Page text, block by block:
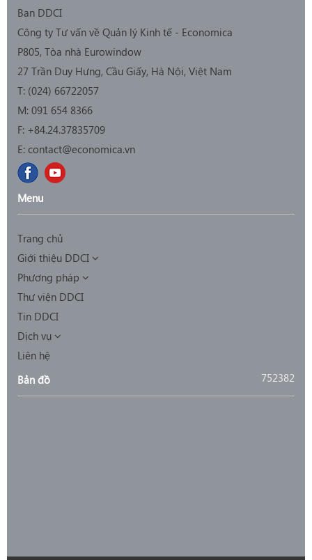
Ban DDCI
Công ty Tư vấn về Quản lý Kinh tế - Economica
P805, Tòa nhà Eurowindow
27 Trần Duy Hưng, Cầu Giấy, Hà Nội, Việt Nam
T: (024) 66722057
M: 091 654 8366
F: +84.24.37835709
E: contact@economica.vn
Menu
Trang chủ
Giới thiệu DDCI
Phương pháp
Thư viện DDCI
Tin DDCI
Dịch vụ
Liên hệ
Bản đồ
752382